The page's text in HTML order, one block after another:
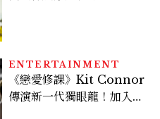
ENTERTAINMENT
《戀愛修課》Kit Connor
傳演新一代獨眼龍！加入新